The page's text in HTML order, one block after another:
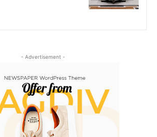
- Advertisement -